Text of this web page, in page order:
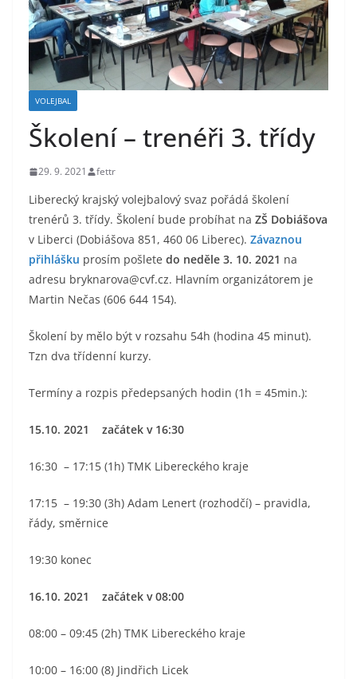
VOLEJBAL
Školení – trenéři 3. třídy
29. 9. 2021 fettr
Liberecký krajský volejbalový svaz pořádá školení
trenérů 3. třídy. Školení bude probíhat na ZŠ Dobiášova
v Liberci (Dobiášova 851, 460 06 Liberec). Závaznou
přihlášku prosím pošlete do neděle 3. 10. 2021 na
adresu bryknarova@cvf.cz. Hlavním organizátorem je
Martin Nečas (606 644 154).
Školení by mělo být v rozsahu 54h (hodina 45 minut).
Tzn dva třídenní kurzy.
Termíny a rozpis předepsaných hodin (1h = 45min.):
15.10. 2021 začátek v 16:30
16:30 – 17:15 (1h) TMK Libereckého kraje
17:15 – 19:30 (3h) Adam Lenert (rozhodčí) – pravidla,
řády, směrnice
19:30 konec
16.10. 2021 začátek v 08:00
08:00 – 09:45 (2h) TMK Libereckého kraje
10:00 – 16:00 (8) Jindřich Licek